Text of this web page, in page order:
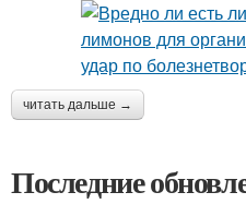
читать дальше →
Последние